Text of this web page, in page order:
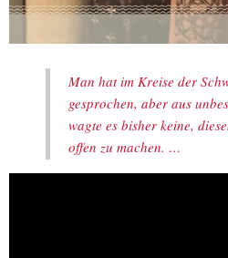
Man hat im Kreise der
gesprochen, aber aus
wagte es bisher keine,
offen zu machen. …